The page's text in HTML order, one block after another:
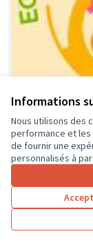
Informations
Nous utilisons des
performance et
de fournir une
personnalisés à
et
jeunes de
parents.
association